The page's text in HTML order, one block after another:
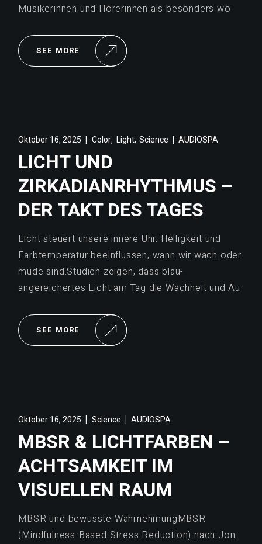
Musikerinnen und Hörerinnen als besonders wo
SEE MORE
Oktober 16, 2025 Color, Light,Science AUDIOSPA
LICHT UND
ZIRKADIANRHYTHMUS –
DER TAKT DES TAGES
Licht steuert unsere innere Uhr. Helligkeit und
Farbtemperatur beeinflussen, wann wir wach oder
müde sind.Studien zeigen, dass blau-
angereichertes Licht am Tag die Wachheit und Au
SEE MORE
Oktober 16, 2025 Science AUDIOSPA
MBSR & LICHTFARBEN –
ACHTSAMKEIT IM
VISUELLEN RAUM
MBSR und bewusste WahrnehmungMBSR
(Mindfulness-Based Stress Reduction) nach Jon